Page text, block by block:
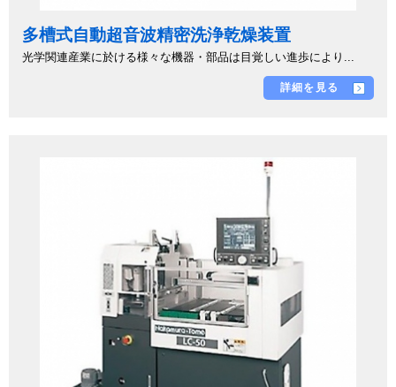
多槽式自動超音波精密洗浄乾燥装置
光学関連産業に於ける様々な機器・部品は目覚しい進歩により...
詳細を見る